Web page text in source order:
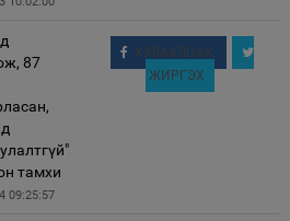
87
тамхи
09:25:57
ХУВААЛЦАХ
ЖИРГЭХ